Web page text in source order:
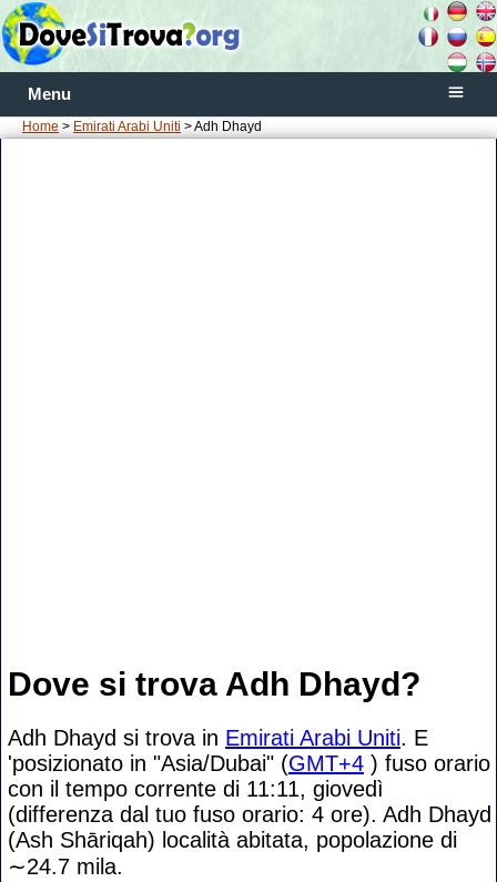
Menu
Home > Emirati Arabi Uniti > Adh Dhayd
Dove si trova Adh Dhayd?
Adh Dhayd si trova in Emirati Arabi Uniti. E
'posizionato in "Asia/Dubai" (GMT+4 ) fuso orario
con il tempo corrente di 11:11, giovedì
(differenza dal tuo fuso orario: 4 ore). Adh Dhayd
(Ash Shāriqah) località abitata, popolazione di
∼24.7 mila.